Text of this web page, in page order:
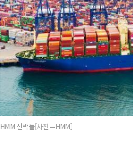
HMM 선박들[사진＝HMM］